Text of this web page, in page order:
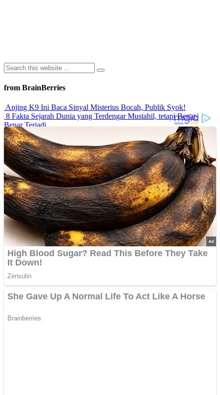
from BrainBerries
Anjing K9 Ini Baca Sinyal Misterius Bocah, Publik Syok!
8 Fakta Sejarah Dunia yang Terdengar Mustahil, tetapi Benar-
Benar Terjadi
Rahasia Sehat Sam Bimbo Yang Tetap Prima Di Usia Senja
9 Rahasia Mengejutkan Di Balik Monumen Batu Kuno Dunia!
Inilah Cara Mendeteksi Kebohongan Lewat Gerakan Bibir!
Advertisements